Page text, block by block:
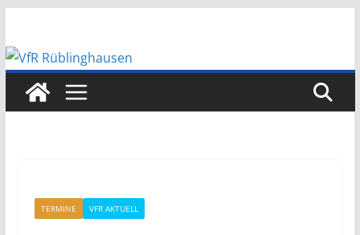
springen
TERMINE VFR AKTUELL